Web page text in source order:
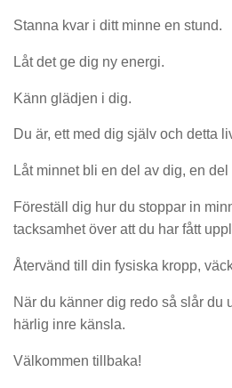
Stanna kvar i ditt minne en stund.
Låt det ge dig ny energi.
Känn glädjen i dig.
Du är, ett med dig själv och detta
Låt minnet bli en del av dig, en del
Föreställ dig hur du stoppar in
tacksamhet över att du har fått
Återvänd till din fysiska kropp,
När du känner dig redo så slår du
härlig inre känsla.
Välkommen tillbaka!